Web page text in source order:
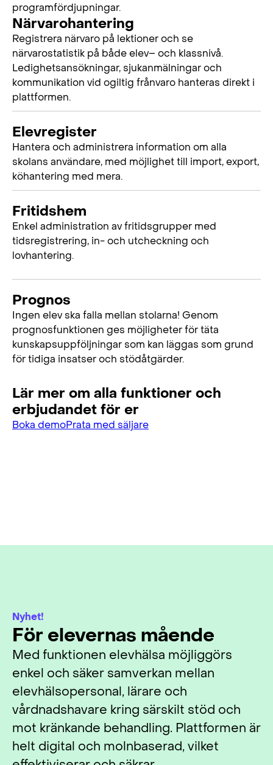
programfördjupningar.
Närvarohantering
Registrera närvaro på lektioner och se
närvarostatistik på både elev– och klassnivå.
Ledighetsansökningar, sjukanmälningar och
kommunikation vid ogiltig frånvaro hanteras direkt i
plattformen.
Elevregister
Hantera och administrera information om alla
skolans användare, med möjlighet till import, export,
köhantering med mera.
Fritidshem
Enkel administration av fritidsgrupper med
tidsregistrering, in- och utcheckning och
lovhantering.
Prognos
Ingen elev ska falla mellan stolarna! Genom
prognosfunktionen ges möjligheter för täta
kunskapsuppföljningar som kan läggas som grund
för tidiga insatser och stödåtgärder.
Lär mer om alla funktioner och
erbjudandet för er
Boka demoPrata med säljare
Nyhet!
För elevernas mående
Med funktionen elevhälsa möjliggörs
enkel och säker samverkan mellan
elevhälsopersonal, lärare och
vårdnadshavare kring särskilt stöd och
mot kränkande behandling. Plattformen är
helt digital och molnbaserad, vilket